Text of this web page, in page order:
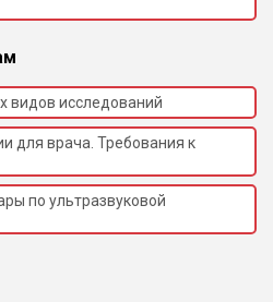
видов исследований
для врача. Требования к
по ультразвуковой